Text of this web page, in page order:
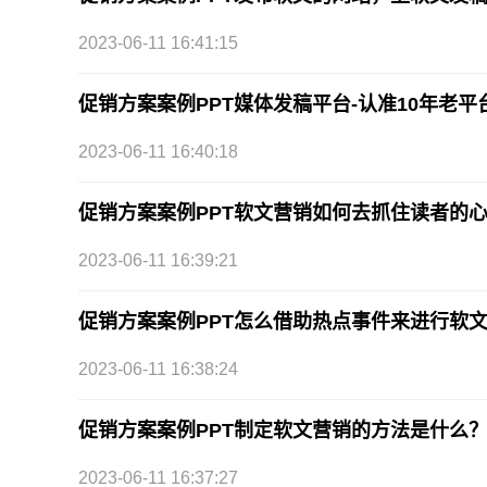
2023-06-11 16:41:15
促销方案案例PPT媒体发稿平台-认准10年老平
2023-06-11 16:40:18
促销方案案例PPT软文营销如何去抓住读者的心
2023-06-11 16:39:21
促销方案案例PPT怎么借助热点事件来进行软
2023-06-11 16:38:24
促销方案案例PPT制定软文营销的方法是什么？
2023-06-11 16:37:27